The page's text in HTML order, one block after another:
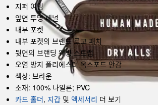
지퍼 여밈
앞면 투명 패널
내부 포켓
내부 포켓의 브랜드 로고 패치
뒷면의 브랜딩 웨빙 스트랩
오염 방지 폴리에스터 옥스포드 안감
색상: 브라운
소재: 100% 나일론; PVC
카드 홀더, 지갑 및 액세서리 더 보기